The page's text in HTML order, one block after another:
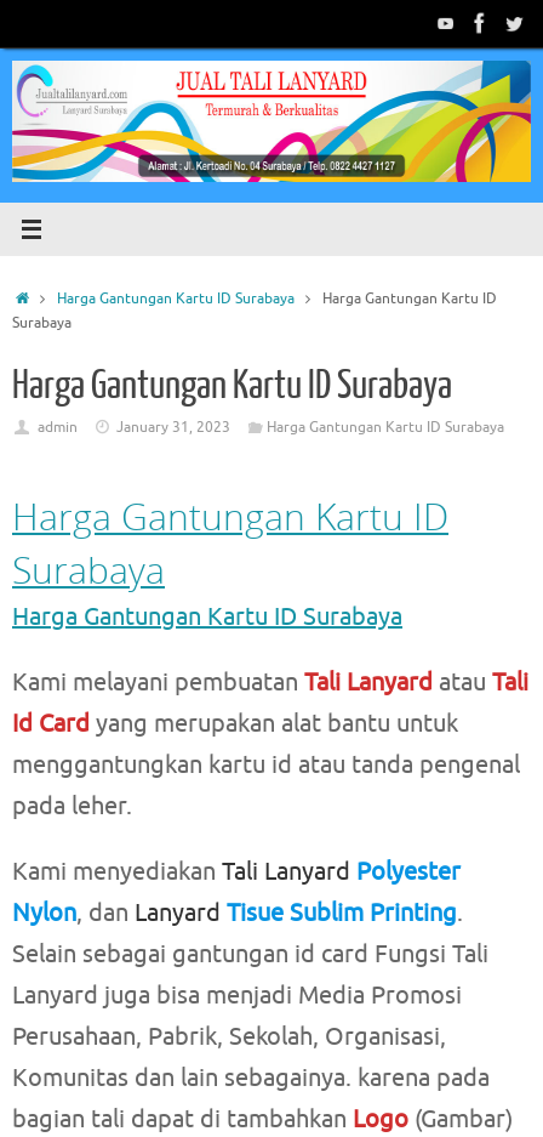
content
HomeHarga Gantungan Kartu ID Surabaya
Harga Gantungan Kartu ID
Surabaya
Harga Gantungan Kartu ID Surabaya
admin January 31, 2023 Harga Gantungan Kartu ID Surabaya
Harga Gantungan Kartu ID
Surabaya
Harga Gantungan Kartu ID Surabaya
Kami melayani pembuatan Tali Lanyard atau Tali
Id Card yang merupakan alat bantu untuk
menggantungkan kartu id atau tanda pengenal
pada leher.
Kami menyediakan Tali Lanyard Polyester
Nylon, dan Lanyard Tisue Sublim Printing.
Selain sebagai gantungan id card Fungsi Tali
Lanyard juga bisa menjadi Media Promosi
Perusahaan, Pabrik, Sekolah, Organisasi,
Komunitas dan lain sebagainya. karena pada
bagian tali dapat di tambahkan Logo (Gambar)